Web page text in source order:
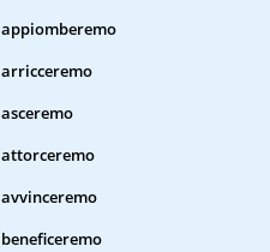
appiomberemo
arricceremo
asceremo
attorceremo
avvinceremo
beneficeremo